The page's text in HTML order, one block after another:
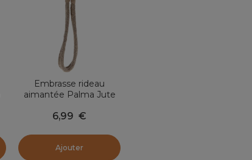
Embrasse rideau
aimantée Palma Jute
6,99 €
Ajouter